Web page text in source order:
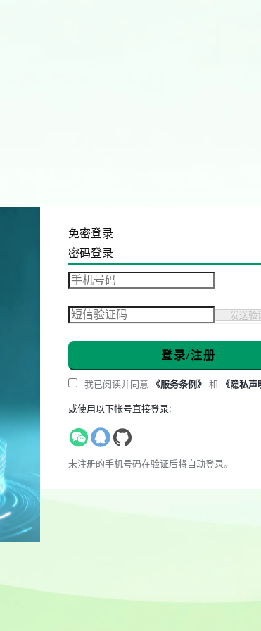
免密登录
密码登录
发送验
登录/注册
我已阅读并同意 《服务条例》 和 《隐私声
或使用以下帐号直接登录:
未注册的手机号码在验证后将自动登录。